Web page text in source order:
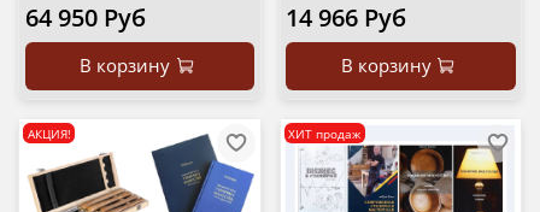
64 950 Руб
В корзину
14 966 Руб
В корзину
АКЦИЯ! ХИТ продаж